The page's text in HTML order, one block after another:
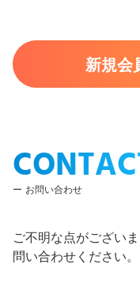
新規会
お問い合わせ
ご不明な点がござい
問い合わせください。